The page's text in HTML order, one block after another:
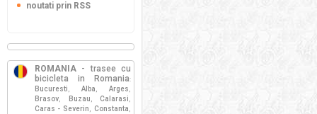
noutati prin RSS
ROMANIA - trasee cu
bicicleta in Romania:
Bucuresti , Alba , Arges ,
Brasov, Buzau , Calarasi ,
Caras - Severin , Constanta ,